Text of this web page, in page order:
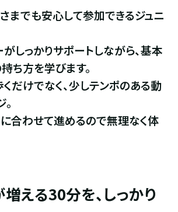
までも安心して参加できるジュニ
がしっかりサポートしながら、基本
ち方を学びます。
だけでなく、少しテンポのある動
合わせて進めるので無理なく体
増える30分を、しっかり